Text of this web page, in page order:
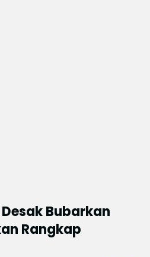
Bubarkan
Rangkap